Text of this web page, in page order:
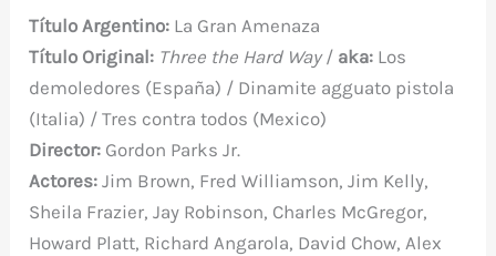
c
e
b
o
o
k
it
te
r
er
e
st
at
s
A
p
p
m
bl
r
d
di
t
gr
a
m
p
ar
r
Título Argentino: La Gran Amenaza
Título Original: Three the Hard Way/ aka: Los
demoledores (España) / Dinamite agguato pistola
(Italia) / Tres contra todos (Mexico)
Director: Gordon Parks Jr.
Actores: Jim Brown, Fred Williamson, Jim Kelly,
Sheila Frazier, Jay Robinson, Charles McGregor,
Howard Platt, Richard Angarola, David Chow, Alex